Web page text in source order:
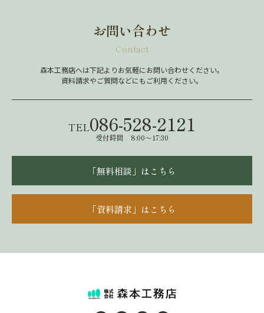
お問い合わせ
Contact
森本工務店へは下記よりお気軽にお問い合わせください。
資料請求やご質問などにもご利用ください。
TEL086-528-2121
受付時間 8:00～17:30
「無料相談」はこちら
「資料請求」はこちら